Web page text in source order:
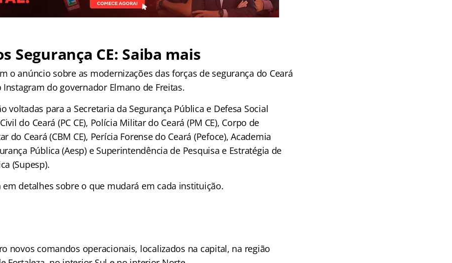
Segurança CE: Saiba mais
o anúncio sobre as modernizações das forças de segurança do Ceará
do governador Elmano de Freitas.
voltadas para a Secretaria da Segurança Pública e Defesa Social
do Ceará (PC CE), Polícia Militar do Ceará (PM CE), Corpo de
do Ceará (CBM CE), Perícia Forense do Ceará (Pefoce), Academia
Pública (Aesp) e Superintendência de Pesquisa e Estratégia de
(Supesp).
em detalhes sobre o que mudará em cada instituição.
novos comandos operacionais, localizados na capital, na região